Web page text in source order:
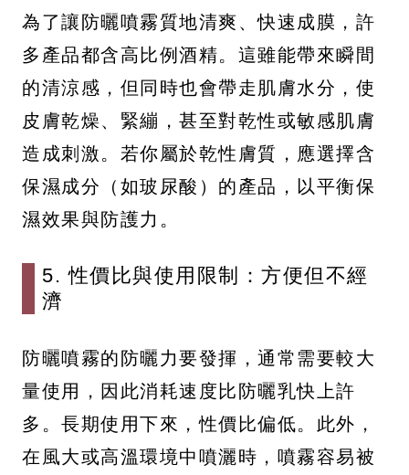
為了讓防曬噴霧質地清爽、快速成膜，許
多產品都含高比例酒精。這雖能帶來瞬間
的清涼感，但同時也會帶走肌膚水分，使
皮膚乾燥、緊繃，甚至對乾性或敏感肌膚
造成刺激。若你屬於乾性膚質，應選擇含
保濕成分（如玻尿酸）的產品，以平衡保
濕效果與防護力。
5. 性價比與使用限制：方便但不經
濟
防曬噴霧的防曬力要發揮，通常需要較大
量使用，因此消耗速度比防曬乳快上許
多。長期使用下來，性價比偏低。此外，
在風大或高溫環境中噴灑時，噴霧容易被